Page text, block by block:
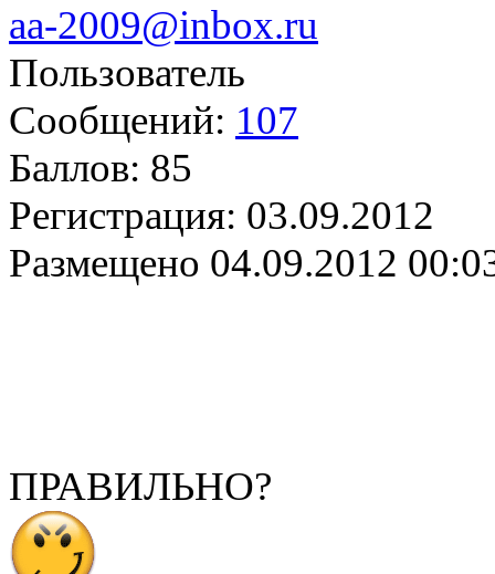
aa-2009@inbox.ru
Пользователь
Сообщений: 107
Баллов: 85
Регистрация: 03.09.2012
Размещено 04.09.2012
ПРАВИЛЬНО?